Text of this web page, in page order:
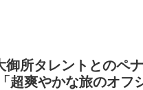
御所タレントとのペ
超爽やかな旅のオフ